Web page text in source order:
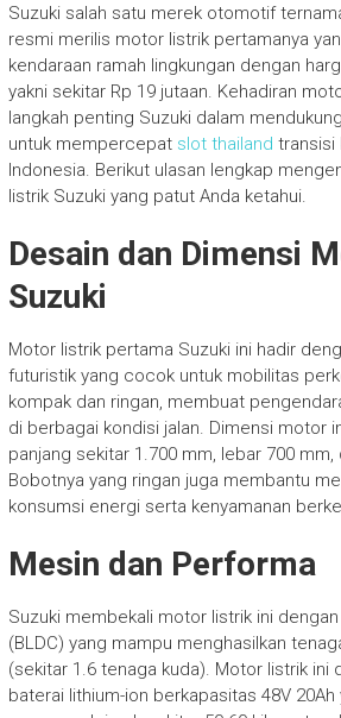
Suzuki salah satu merek otomotif
resmi merilis motor listrik pertamanya
kendaraan ramah lingkungan dengan
yakni sekitar Rp 19 jutaan. Kehadiran
langkah penting Suzuki dalam
untuk mempercepat slot thailand transisi
Indonesia. Berikut ulasan lengkap
listrik Suzuki yang patut Anda ketahui.
Desain dan Dimensi
Suzuki
Motor listrik pertama Suzuki ini hadir
futuristik yang cocok untuk mobilitas
kompak dan ringan, membuat
di berbagai kondisi jalan. Dimensi motor
panjang sekitar 1.700 mm, lebar 700
Bobotnya yang ringan juga membantu
konsumsi energi serta kenyamanan
Mesin dan Performa
Suzuki membekali motor listrik ini
(BLDC) yang mampu menghasilkan
(sekitar 1.6 tenaga kuda). Motor listrik ini
baterai lithium-ion berkapasitas 48V